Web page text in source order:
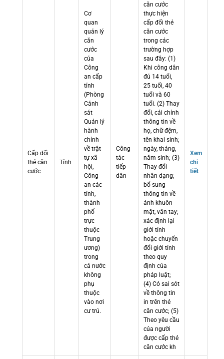
Cấp đổi
thẻ căn
cước
Tỉnh
Cơ
quan
quản lý
căn
cước
của
Công
an cấp
tỉnh
(Phòng
Cảnh
sát
Quản lý
hành
chính
về trật
tự xã
hội,
Công
an các
tỉnh,
thành
phố
trực
thuộc
Trung
ương)
trong
cả nước
không
phụ
thuộc
vào nơi
cư trú.
Công
tác
tiếp
dân
căn cước
thực hiện
cấp đổi thẻ
căn cước
trong các
trường hợp
sau đây: (1)
Khi công dân
đủ 14 tuổi,
25 tuổi, 40
tuổi và 60
tuổi. (2) Thay
đổi, cải chính
thông tin về
họ, chữ đệm,
tên khai sinh;
ngày, tháng,
năm sinh; (3)
Thay đổi
nhân dạng;
bổ sung
thông tin về
ảnh khuôn
mặt, vân tay;
xác định lại
giới tính
hoặc chuyển
đổi giới tính
theo quy
định của
pháp luật;
(4) Có sai sót
về thông tin
in trên thẻ
căn cước; (5)
Theo yêu cầu
của người
được cấp thẻ
căn cước kh
Xem
chi
tiết